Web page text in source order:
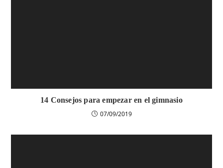
14 Consejos para empezar en el gimnasio
07/09/2019